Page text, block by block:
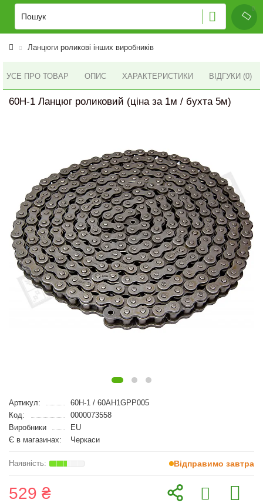
Ланцюги роликові інших виробників
УСЕ ПРО ТОВАР ОПИС ХАРАКТЕРИСТИКИ ВІДГУКИ (0)
60H-1 Ланцюг роликовий (ціна за 1м / бухта 5м)
Артикул:
60H-1 / 60AH1GPP005
Код:
0000073558
Виробники
EU
Є в магазинах:
Черкаси
Відправимо завтра
529 ₴